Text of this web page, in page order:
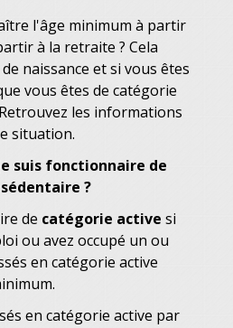
l'âge minimum à partir
à la retraite ? Cela
naissance et si vous êtes
vous êtes de catégorie
les informations
situation.
suis fonctionnaire de
?
de catégorie active si
ou avez occupé un ou
en catégorie active
en catégorie active par